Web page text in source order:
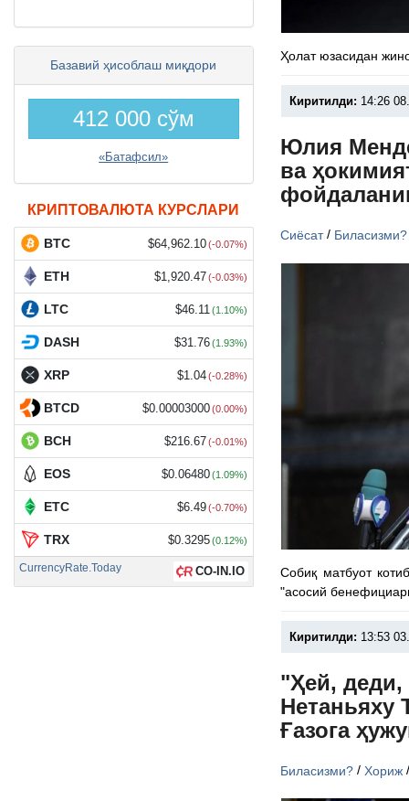
Базавий ҳисоблаш миқдори
412 000 сўм
«Батафсил»
КРИПТОВАЛЮТА КУРСЛАРИ
BTC $64,962.10 (-0.07%)
ETH $1,920.47 (-0.03%)
LTC $46.11 (1.10%)
DASH $31.76 (1.93%)
XRP $1.04 (-0.28%)
BTCD $0.00003000 (0.00%)
BCH $216.67 (-0.01%)
EOS $0.06480 (1.09%)
ETC $6.49 (-0.70%)
TRX $0.3295 (0.12%)
CurrencyRate.Today CO-IN.IO
Ҳолат юзасидан
Киритилди: 14:26
Юлия
ва
Сиёсат/ Биласизми?
Собиқ матбуот
"асосий
Киритилди: 13:53
"Ҳей, деди,
Нетаньяху
Ғазога
Биласизми? /Хориж